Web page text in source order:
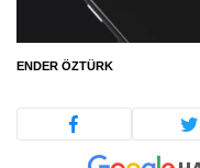
ENDER ÖZTÜRK